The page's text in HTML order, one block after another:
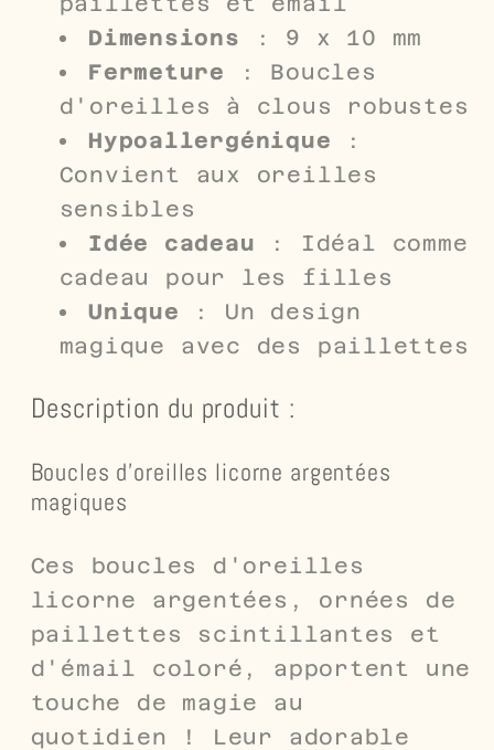
Dimensions : 9 x 10 mm
Fermeture : Boucles
d'oreilles à clous robustes
Hypoallergénique :
Convient aux oreilles
sensibles
Idée cadeau : Idéal comme
cadeau pour les filles
Unique : Un design
magique avec des paillettes
Description du produit :
Boucles d'oreilles licorne argentées
magiques
Ces boucles d'oreilles
licorne argentées, ornées de
paillettes scintillantes et
d'émail coloré, apportent une
touche de magie au
quotidien ! Leur adorable